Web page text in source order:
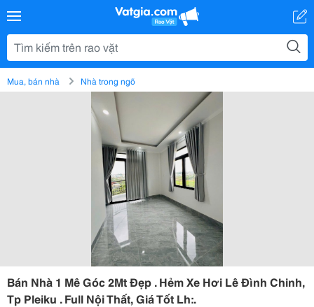
Mua, bán nhà Nhà trong ngõ
Bán Nhà 1 Mê Góc 2Mt Đẹp . Hẻm Xe Hơi Lê Đình Chinh,
Tp Pleiku . Full Nội Thất, Giá Tốt Lh:.